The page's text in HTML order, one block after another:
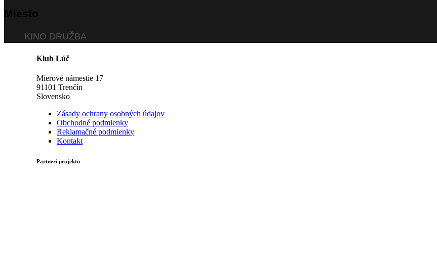
Miesto
KINO DRUŽBA
Klub Lúč
Mierové námestie 17
91101 Trenčín
Slovensko
Zásady ochrany osobných údajov
Obchodné podmienky
Reklamačné podmienky
Kontakt
Partneri projektu